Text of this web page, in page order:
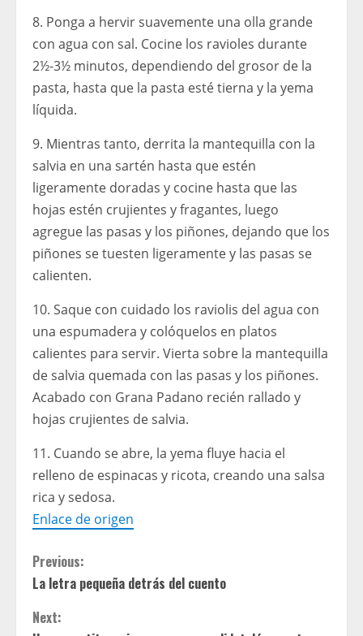
8. Ponga a hervir suavemente una olla grande
con agua con sal. Cocine los ravioles durante
2½-3½ minutos, dependiendo del grosor de la
pasta, hasta que la pasta esté tierna y la yema
líquida.
9. Mientras tanto, derrita la mantequilla con la
salvia en una sartén hasta que estén
ligeramente doradas y cocine hasta que las
hojas estén crujientes y fragantes, luego
agregue las pasas y los piñones, dejando que los
piñones se tuesten ligeramente y las pasas se
calienten.
10. Saque con cuidado los raviolis del agua con
una espumadera y colóquelos en platos
calientes para servir. Vierta sobre la mantequilla
de salvia quemada con las pasas y los piñones.
Acabado con Grana Padano recién rallado y
hojas crujientes de salvia.
11. Cuando se abre, la yema fluye hacia el
relleno de espinacas y ricota, creando una salsa
rica y sedosa.
Enlace de origen
C
o
Previous:
La letra pequeña detrás del cuento
Next: